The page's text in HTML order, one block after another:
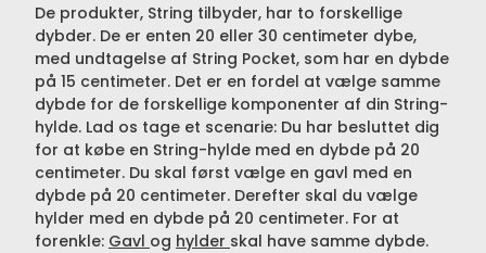
De produkter, String tilbyder, har to forskellige
dybder. De er enten 20 eller 30 centimeter dybe,
med undtagelse af String Pocket, som har en dybde
på 15 centimeter. Det er en fordel at vælge samme
dybde for de forskellige komponenter af din String-
hylde. Lad os tage et scenarie: Du har besluttet dig
for at købe en String-hylde med en dybde på 20
centimeter. Du skal først vælge en gavl med en
dybde på 20 centimeter. Derefter skal du vælge
hylder med en dybde på 20 centimeter. For at
forenkle: Gavl og hylder skal have samme dybde.